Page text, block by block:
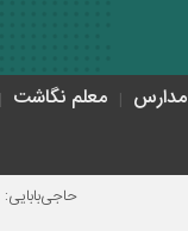
مدارس معلم نگاشت
حاجی‌بابایی: صندوق